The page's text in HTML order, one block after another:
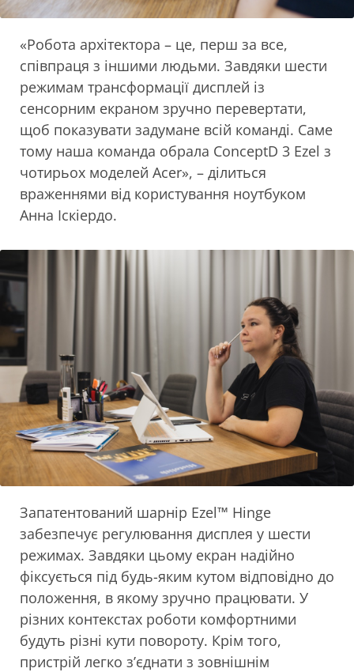
«Робота архітектора – це, перш за все,
співпраця з іншими людьми. Завдяки шести
режимам трансформації дисплей із
сенсорним екраном зручно перевертати,
щоб показувати задумане всій команді. Саме
тому наша команда обрала ConceptD 3 Ezel з
чотирьох моделей Acer», – ділиться
враженнями від користування ноутбуком
Анна Іскіердо.
Запатентований шарнір Ezel™ Hinge
забезпечує регулювання дисплея у шести
режимах. Завдяки цьому екран надійно
фіксується під будь-яким кутом відповідно до
положення, в якому зручно працювати. У
різних контекстах роботи комфортними
будуть різні кути повороту. Крім того,
пристрій легко з’єднати з зовнішнім